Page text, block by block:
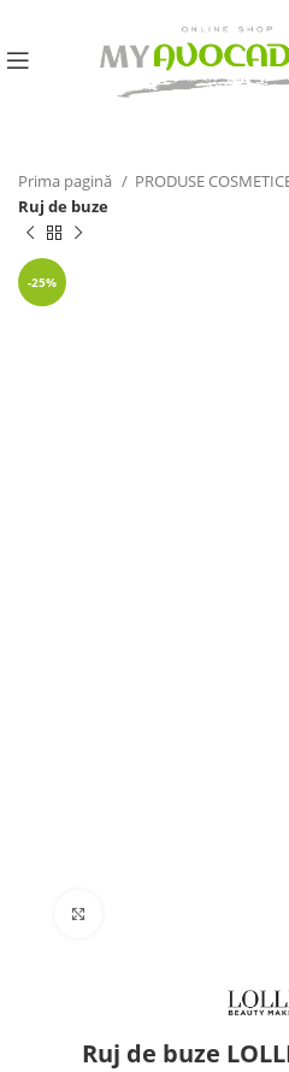
Prima pagină PRODUSE
Ruj de buze
-25%
Ruj de buze